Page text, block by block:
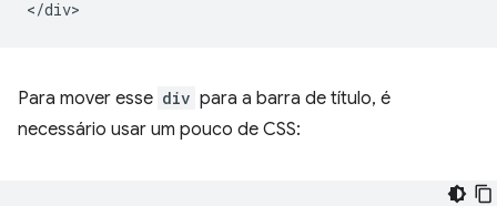
Para mover esse div para a barra de título, é
necessário usar um pouco de CSS: